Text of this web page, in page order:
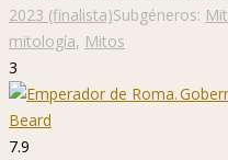
2023 (finalista)Subgéneros:
mitología, Mitos
3
7.9